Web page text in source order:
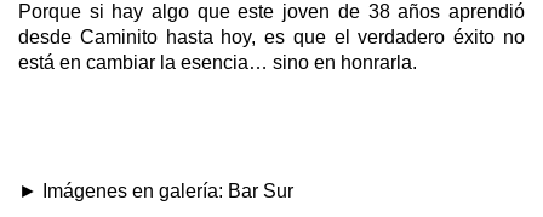
Porque si hay algo que este joven de 38 años aprendió
desde Caminito hasta hoy, es que el verdadero éxito no
está en cambiar la esencia… sino en honrarla.
► Imágenes en galería: Bar Sur